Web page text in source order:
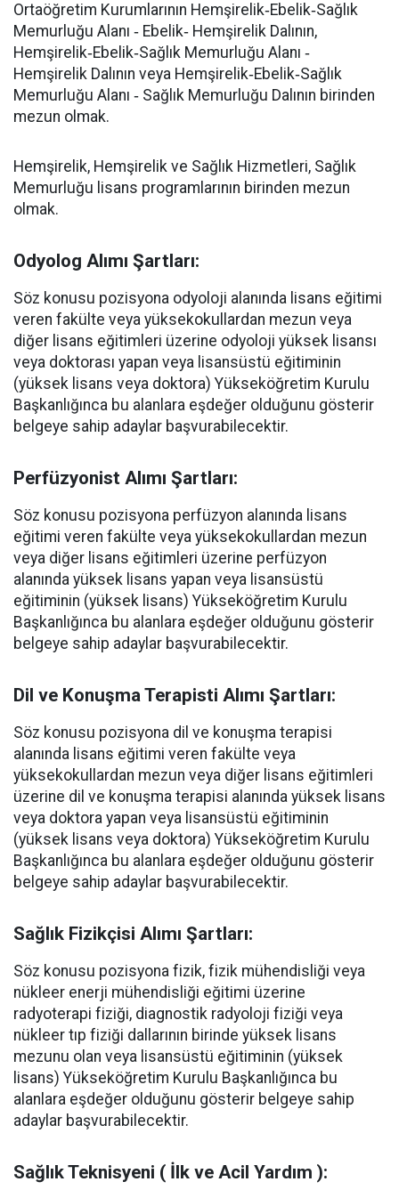
Ortaöğretim Kurumlarının Hemşirelik‐Ebelik‐Sağlık
Memurluğu Alanı ‐ Ebelik‐ Hemşirelik Dalının,
Hemşirelik‐Ebelik‐Sağlık Memurluğu Alanı ‐
Hemşirelik Dalının veya Hemşirelik‐Ebelik‐Sağlık
Memurluğu Alanı ‐ Sağlık Memurluğu Dalının birinden
mezun olmak.
Hemşirelik, Hemşirelik ve Sağlık Hizmetleri, Sağlık
Memurluğu lisans programlarının birinden mezun
olmak.
Odyolog Alımı Şartları:
Söz konusu pozisyona odyoloji alanında lisans eğitimi
veren fakülte veya yüksekokullardan mezun veya
diğer lisans eğitimleri üzerine odyoloji yüksek lisansı
veya doktorası yapan veya lisansüstü eğitiminin
(yüksek lisans veya doktora) Yükseköğretim Kurulu
Başkanlığınca bu alanlara eşdeğer olduğunu gösterir
belgeye sahip adaylar başvurabilecektir.
Perfüzyonist Alımı Şartları:
Söz konusu pozisyona perfüzyon alanında lisans
eğitimi veren fakülte veya yüksekokullardan mezun
veya diğer lisans eğitimleri üzerine perfüzyon
alanında yüksek lisans yapan veya lisansüstü
eğitiminin (yüksek lisans) Yükseköğretim Kurulu
Başkanlığınca bu alanlara eşdeğer olduğunu gösterir
belgeye sahip adaylar başvurabilecektir.
Dil ve Konuşma Terapisti Alımı Şartları:
Söz konusu pozisyona dil ve konuşma terapisi
alanında lisans eğitimi veren fakülte veya
yüksekokullardan mezun veya diğer lisans eğitimleri
üzerine dil ve konuşma terapisi alanında yüksek lisans
veya doktora yapan veya lisansüstü eğitiminin
(yüksek lisans veya doktora) Yükseköğretim Kurulu
Başkanlığınca bu alanlara eşdeğer olduğunu gösterir
belgeye sahip adaylar başvurabilecektir.
Sağlık Fizikçisi Alımı Şartları:
Söz konusu pozisyona fizik, fizik mühendisliği veya
nükleer enerji mühendisliği eğitimi üzerine
radyoterapi fiziği, diagnostik radyoloji fiziği veya
nükleer tıp fiziği dallarının birinde yüksek lisans
mezunu olan veya lisansüstü eğitiminin (yüksek
lisans) Yükseköğretim Kurulu Başkanlığınca bu
alanlara eşdeğer olduğunu gösterir belgeye sahip
adaylar başvurabilecektir.
Sağlık Teknisyeni ( İlk ve Acil Yardım ):